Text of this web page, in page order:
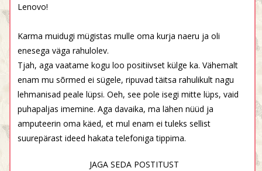
Lenovo!
Karma muidugi mügistas mulle oma kurja naeru ja oli
enesega väga rahulolev.
Tjah, aga vaatame kogu loo positiivset külge ka. Vähemalt
enam mu sõrmed ei sügele, ripuvad täitsa rahulikult nagu
lehmanisad peale lüpsi. Oeh, see pole isegi mitte lüps, vaid
puhapaljas imemine. Aga davaika, ma lähen nüüd ja
amputeerin oma käed, et mul enam ei tuleks sellist
suurepärast ideed hakata telefoniga tippima.
JAGA SEDA POSTITUST